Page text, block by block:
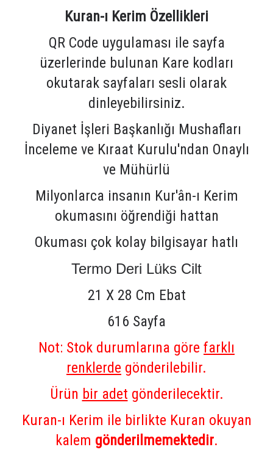
Kuran-ı Kerim Özellikleri
QR Code uygulaması ile sayfa
üzerlerinde bulunan Kare kodları
okutarak sayfaları sesli olarak
dinleyebilirsiniz.
Diyanet İşleri Başkanlığı Mushafları
İnceleme ve Kıraat Kurulu'ndan Onaylı
ve Mühürlü
Milyonlarca insanın Kur'ân-ı Kerim
okumasını öğrendiği hattan
Okuması çok kolay bilgisayar hatlı
Termo Deri Lüks Cilt
21 X 28 Cm Ebat
616 Sayfa
Not: Stok durumlarına göre farklı
renklerde gönderilebilir.
Ürün bir adet gönderilecektir.
Kuran-ı Kerim ile birlikte Kuran okuyan
kalem gönderilmemektedir.